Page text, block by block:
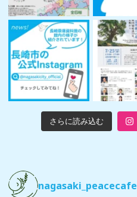
さらに読み込む
nagasaki_peacecafe